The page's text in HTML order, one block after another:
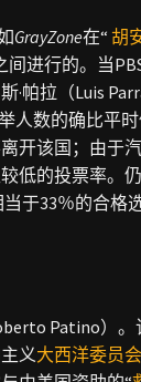
GrayZone在“胡
进行的。当
帕拉（Luis
人数的确比平
开该国；由于
低的投票率。
于33％的合格选
Patino）
义大西洋委员会